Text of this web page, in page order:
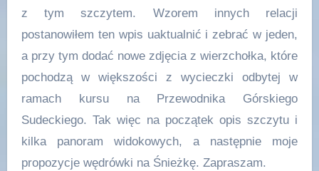
z tym szczytem. Wzorem innych relacji
postanowiłem ten wpis uaktualnić i zebrać w jeden,
a przy tym dodać nowe zdjęcia z wierzchołka, które
pochodzą w większości z wycieczki odbytej w
ramach kursu na Przewodnika Górskiego
Sudeckiego. Tak więc na początek opis szczytu i
kilka panoram widokowych, a następnie moje
propozycje wędrówki na Śnieżkę. Zapraszam.